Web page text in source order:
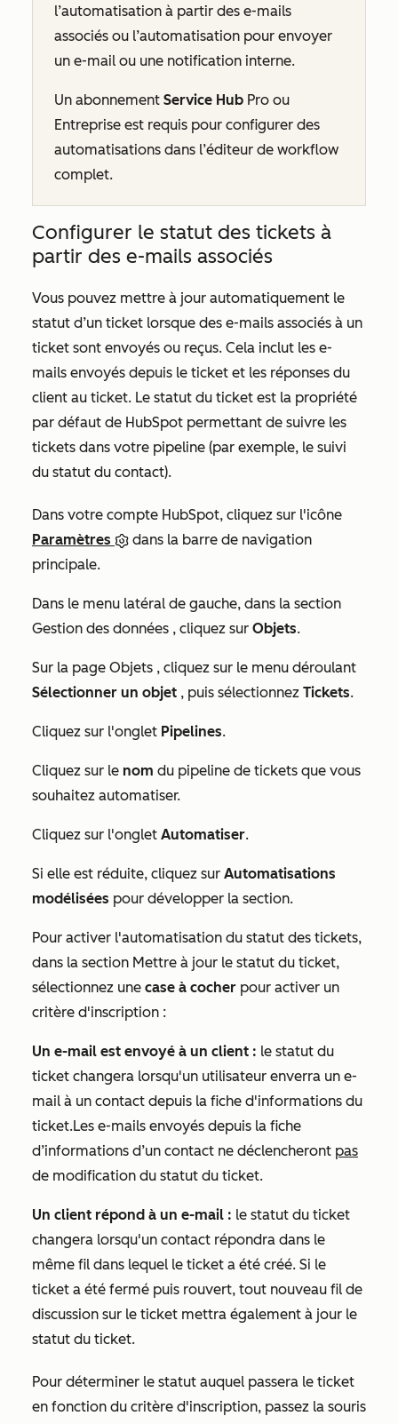
l’automatisation à partir des e-mails
associés ou l’automatisation pour envoyer
un e-mail ou une notification interne.
Un abonnement Service Hub Pro ou
Entreprise est requis pour configurer des
automatisations dans l’éditeur de workflow
complet.
Configurer le statut des tickets à
partir des e-mails associés
Vous pouvez mettre à jour automatiquement le
statut d’un ticket lorsque des e-mails associés à un
ticket sont envoyés ou reçus. Cela inclut les e-
mails envoyés depuis le ticket et les réponses du
client au ticket. Le statut du ticket est la propriété
par défaut de HubSpot permettant de suivre les
tickets dans votre pipeline (par exemple, le suivi
du statut du contact).
Dans votre compte HubSpot, cliquez sur l'icône
Paramètres
dans la barre de navigation
principale.
Dans le menu latéral de gauche, dans la section
Gestion des données , cliquez sur Objets.
Sur la page Objets , cliquez sur le menu déroulant
Sélectionner un objet , puis sélectionnez Tickets.
Cliquez sur l'onglet Pipelines.
Cliquez sur le nom du pipeline de tickets que vous
souhaitez automatiser.
Cliquez sur l'onglet Automatiser.
Si elle est réduite, cliquez sur Automatisations
modélisées pour développer la section.
Pour activer l'automatisation du statut des tickets,
dans la section Mettre à jour le statut du ticket,
sélectionnez une case à cocher pour activer un
critère d'inscription :
Un e-mail est envoyé à un client : le statut du
ticket changera lorsqu'un utilisateur enverra un e-
mail à un contact depuis la fiche d'informations du
ticket.Les e-mails envoyés depuis la fiche
d’informations d’un contact ne déclencheront pas
de modification du statut du ticket.
Un client répond à un e-mail : le statut du ticket
changera lorsqu'un contact répondra dans le
même fil dans lequel le ticket a été créé. Si le
ticket a été fermé puis rouvert, tout nouveau fil de
discussion sur le ticket mettra également à jour le
statut du ticket.
Pour déterminer le statut auquel passera le ticket
en fonction du critère d'inscription, passez la souris